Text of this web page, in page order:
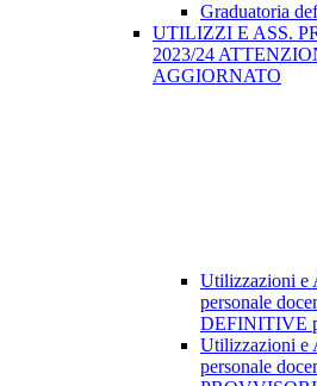
Graduatoria
UTILIZZI E ASS.
2023/24
AGGIORNATO
Utilizzazioni e
personale
DEFINITIVE
Utilizzazioni e
personale